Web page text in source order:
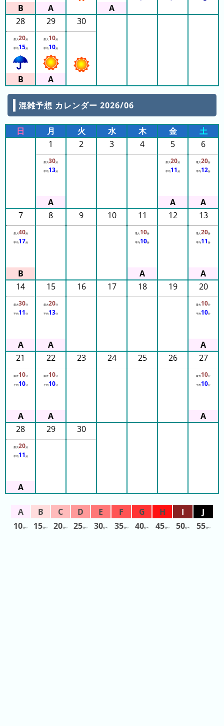
時
間
グ
ラ
フ
ま
で
グ
ラ
フ
直
前
日
前
日
5
6
前
前
2026
年
28
最大20分
平均15分
29
最大10分
平均10分
30
混雑予想 カレンダー 2026/06
日 月 火 水 木 金
土
1
最大30分
平均13分
2 3 4 5
最大20分
平均11 分
6
最大20分
平均12分
7
最大40分
平均17分
8 9 10 11
最大10分
平均10分
12 13
最大20分
平均11 分
14
最大30分
平均11 分
15
最大20分
平均13分
16 17 18 19 20
最大10分
平均10分
21
最大10分
平均10分
22
最大10分
平均10分
23 24 25 26 27
最大10分
平均10分
28
最大20分
平均11 分
29 30
10分〜 15分〜 20分〜 25分〜 30分〜 35分〜 40分〜 45分〜 50分〜 55分〜